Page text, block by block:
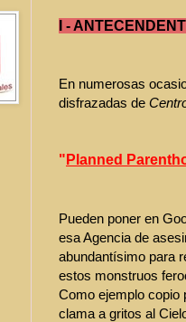
I -
En numerosas
disfrazadas de
" Planned
Pueden poner en
esa Agencia de
abundantísimo para
estos monstruos
Como ejemplo copio
clama a gritos al